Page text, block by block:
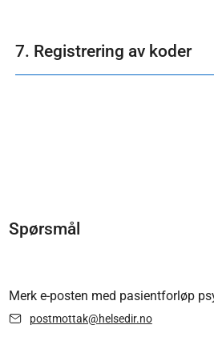
7. Registrering av koder
Spørsmål
Merk e-posten med pasientforløp
postmottak@helsedir.no